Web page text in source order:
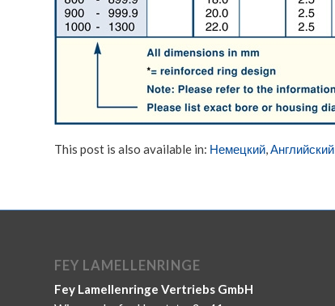
This post is also available in: Немецкий Английский
FEY LAMELLENRINGE
Fey Lamellenringe Vertriebs GmbH